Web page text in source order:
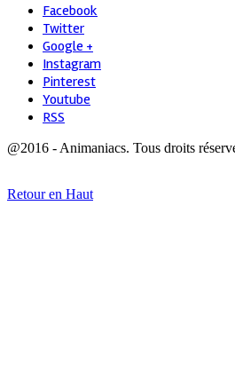
Facebook
Twitter
Google +
Instagram
Pinterest
Youtube
RSS
@2016 - Animaniacs. Tous droits
Retour en Haut